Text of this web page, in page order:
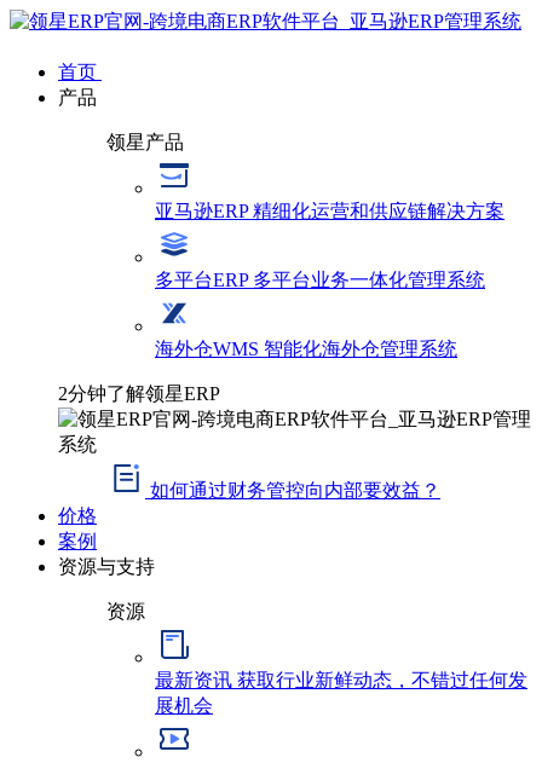
首页
产品
领星产品
亚马逊ERP精细化运营和供应链解决方案
多平台ERP 多平台业务一体化管理系统
海外仓WMS 智能化海外仓管理系统
2分钟了解领星ERP
如何通过财务管控向内部要效益？
价格
案例
资源与支持
资源
最新资讯 获取行业新鲜动态，不错过任何发
展机会